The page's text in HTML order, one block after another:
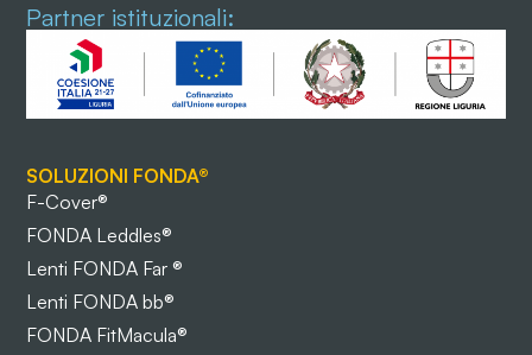
Partner istituzionali:
SOLUZIONI FONDA®
F-Cover®
FONDA Leddles®
Lenti FONDA Far ®
Lenti FONDA bb®
FONDA FitMacula®